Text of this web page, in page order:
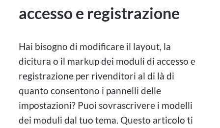
accesso e registrazione
Hai bisogno di modificare il layout, la
dicitura o il markup dei moduli di accesso e
registrazione per rivenditori al di là di
quanto consentono i pannelli delle
impostazioni? Puoi sovrascrivere i modelli
dei moduli dal tuo tema. Questo articolo ti